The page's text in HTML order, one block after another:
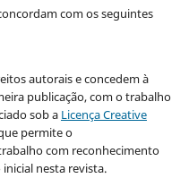
com os seguintes
autorais e concedem à
publicação, com o trabalho
sob a Licença Creative
permite o
com reconhecimento
nesta revista.